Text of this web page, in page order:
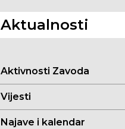
Aktualnosti
Aktivnosti Zavoda
Vijesti
Najave i kalendar